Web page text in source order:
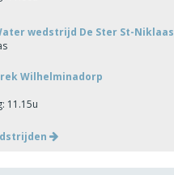
wedstrijd De Ster St-Niklaas
Wilhelminadorp
11.15u